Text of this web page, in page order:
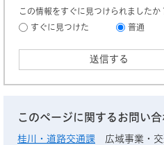
この情報をすぐに見つけられましたか
すぐに見つけた
普通
このページに関するお問い合
桂川・道路交通課
広域事業・